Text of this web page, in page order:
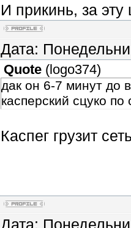
И прикинь, за
Дата:
Quote ( logo374)
дак он 6-7 минут до
касперский сцуко по
Каспег грузит
Дата: